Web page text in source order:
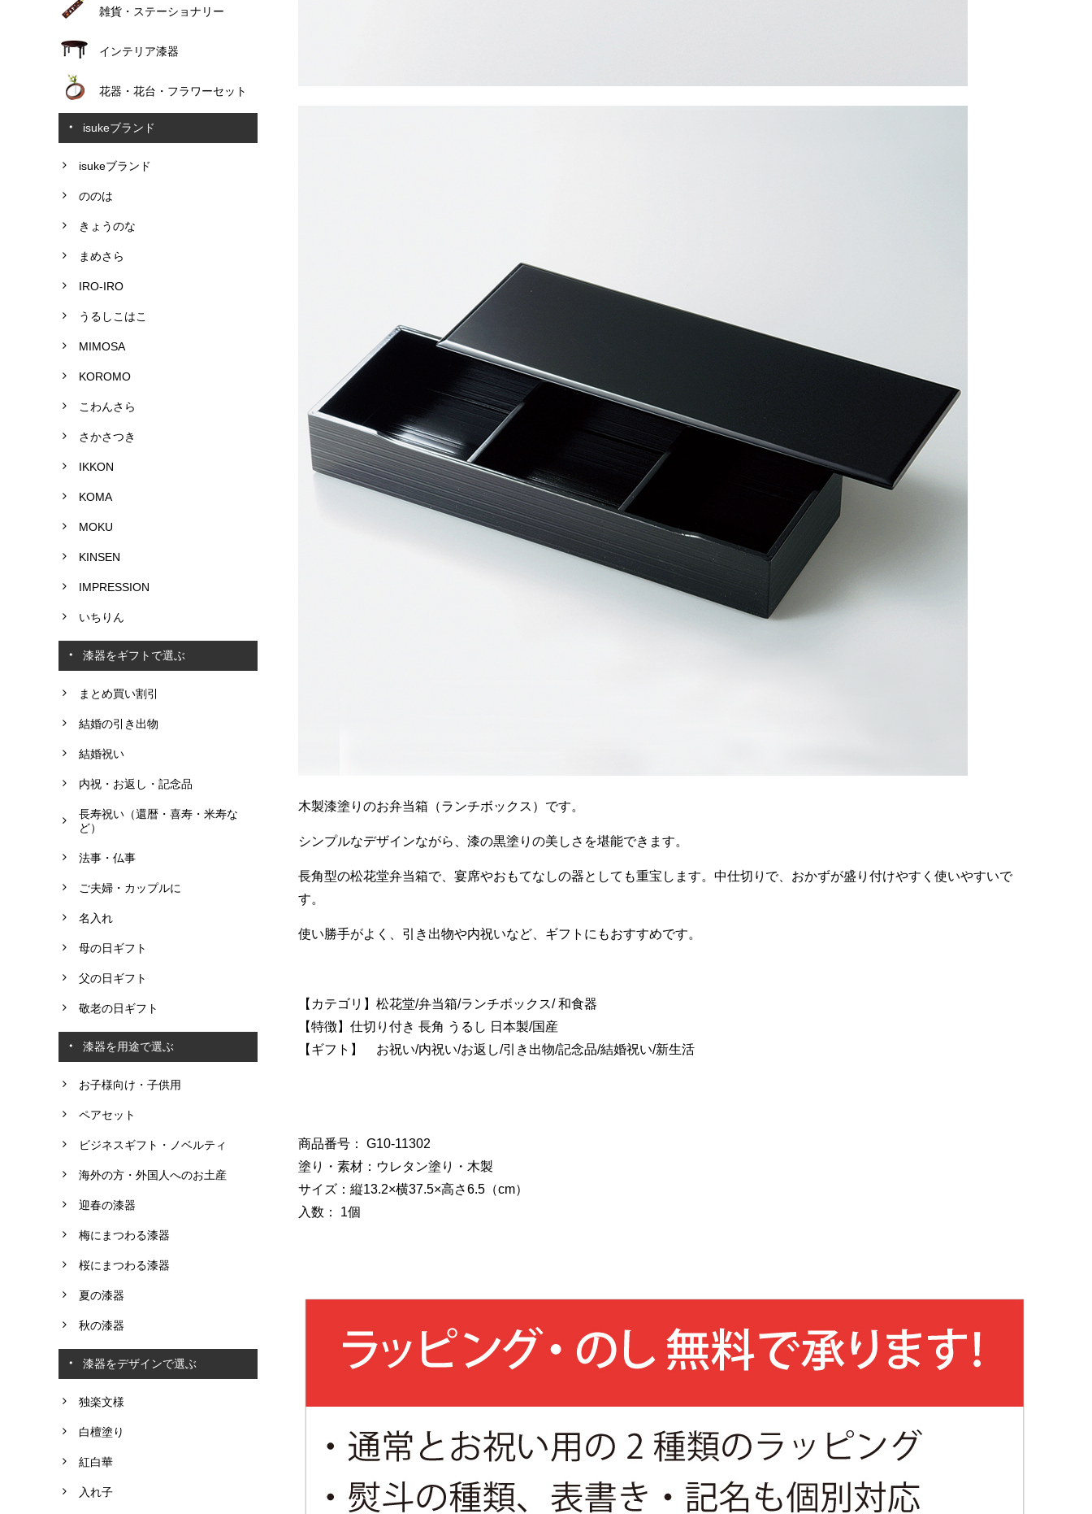
雑貨・ステーショナリー
インテリア漆器
花器・花台・フラワーセット
isukeブランド
isukeブランド
ののは
きょうのな
まめさら
IRO-IRO
うるしこはこ
MIMOSA
KOROMO
こわんさら
さかさつき
IKKON
KOMA
MOKU
KINSEN
IMPRESSION
いちりん
漆器をギフトで選ぶ
まとめ買い割引
結婚の引き出物
結婚祝い
内祝・お返し・記念品
長寿祝い（還暦・喜寿・米寿な
ど）
法事・仏事
ご夫婦・カップルに
名入れ
母の日ギフト
父の日ギフト
敬老の日ギフト
漆器を用途で選ぶ
お子様向け・子供用
ペアセット
ビジネスギフト・ノベルティ
海外の方・外国人へのお土産
迎春の漆器
梅にまつわる漆器
桜にまつわる漆器
夏の漆器
秋の漆器
漆器をデザインで選ぶ
独楽文様
白檀塗り
紅白華
入れ子
木製漆塗りのお弁当箱（ランチボックス）です。
シンプルなデザインながら、漆の黒塗りの美しさを堪能できます。
長角型の松花堂弁当箱で、宴席やおもてなしの器としても重宝します。中仕切りで、おかずが盛り付けやすく使いやすいで
す。
使い勝手がよく、引き出物や内祝いなど、ギフトにもおすすめです。
【カテゴリ】松花堂/弁当箱/ランチボックス/ 和食器
【特徴】仕切り付き 長角 うるし 日本製/国産
【ギフト】 お祝い/内祝い/お返し/引き出物/記念品/結婚祝い/新生活
商品番号： G10-11302
塗り・素材：ウレタン塗り・木製
サイズ：縦13.2×横37.5×高さ6.5（cm）
入数： 1個